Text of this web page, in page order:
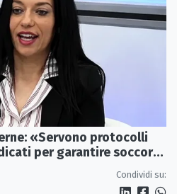
«Servono protocolli
per garantire soccorsi
Condividi su: